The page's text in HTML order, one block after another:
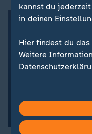
kannst du
in deinen
Hier findest du
Weitere